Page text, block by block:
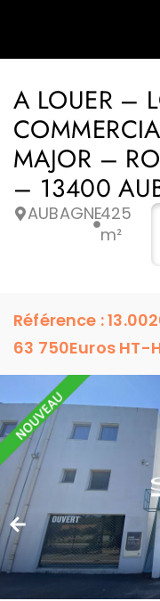
A LOUER –
MAJOR –
– 13400
AUBAGNE425
m²
63 750Euros HT-
Référence :